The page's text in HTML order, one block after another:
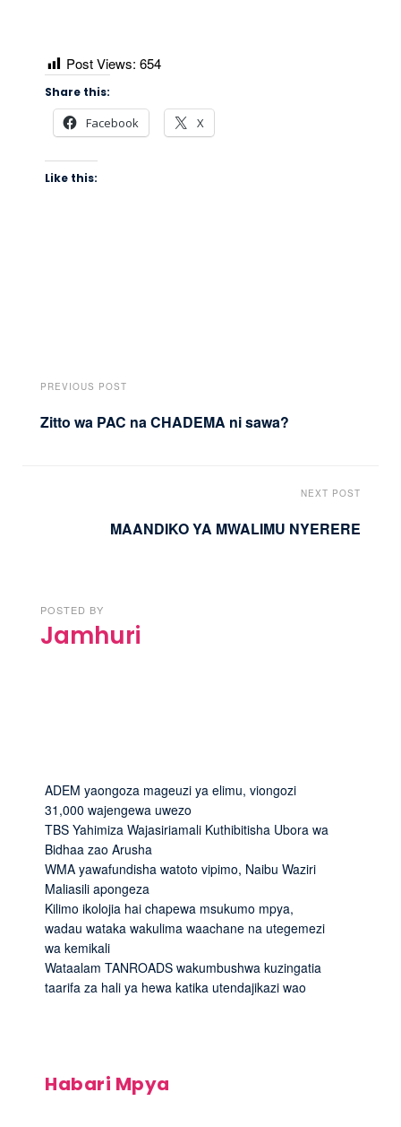
Post Views: 654
Share this:
Facebook X
Like this:
PREVIOUS POST
Zitto wa PAC na CHADEMA ni sawa?
NEXT POST
MAANDIKO YA MWALIMU NYERERE
POSTED BY
Jamhuri
ADEM yaongoza mageuzi ya elimu, viongozi
31,000 wajengewa uwezo
TBS Yahimiza Wajasiriamali Kuthibitisha Ubora wa
Bidhaa zao Arusha
WMA yawafundisha watoto vipimo, Naibu Waziri
Maliasili apongeza
Kilimo ikolojia hai chapewa msukumo mpya,
wadau wataka wakulima waachane na utegemezi
wa kemikali
Wataalam TANROADS wakumbushwa kuzingatia
taarifa za hali ya hewa katika utendajikazi wao
Habari Mpya